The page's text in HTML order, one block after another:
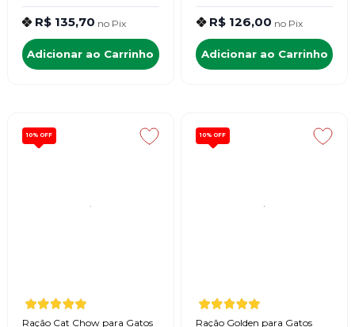
R$ 135,70 no Pix
Adicionar ao Carrinho
R$ 126,00 no Pix
Adicionar ao Carrinho
10% OFF
Ração Cat Chow para Gatos
10% OFF
Ração Golden para Gatos